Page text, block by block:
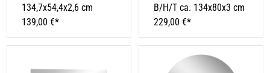
134,7x54,4x2,6 cm
139,00 €*
B/H/T ca. 134x80x3 cm
229,00 €*